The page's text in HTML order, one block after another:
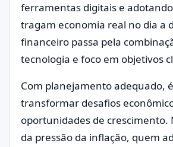
ferramentas digitais e
tragam economia real no dia a
financeiro passa pela
tecnologia e foco em objetivos
Com planejamento adequado,
transformar desafios
oportunidades de crescimento.
da pressão da inflação, quem